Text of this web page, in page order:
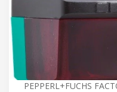
PEPPERL+FUCHS